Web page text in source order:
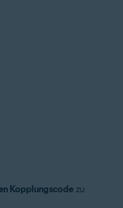
Kopplungscode zu